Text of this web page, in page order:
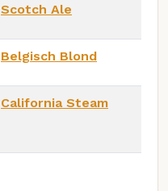
Scotch Ale
Belgisch Blond
California Steam